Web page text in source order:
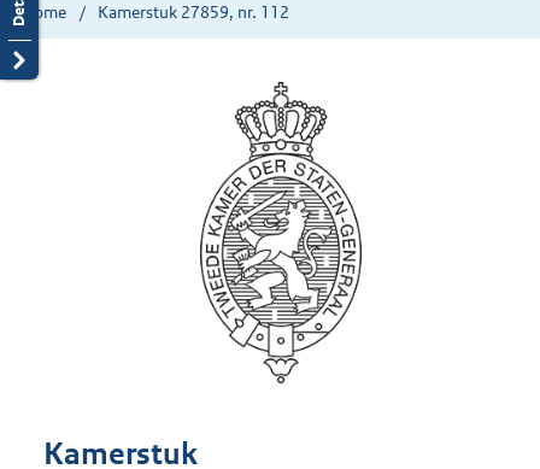
Home Kamerstuk 27859, nr. 112
Kamerstuk